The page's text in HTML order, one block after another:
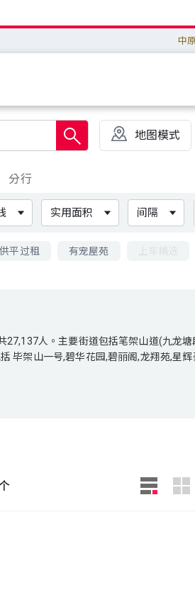
中
地图模式
分行
实用面积 间隔
供平过租 有宠屋苑
27,137人。主要街道包括笔架山道(九龙
毕架山一号,碧华花园,碧丽阁,龙翔苑,星辉
人。主要街道包括笔架山道(九龙塘段)
毕架山一号,碧华花园,碧丽阁,龙翔苑,星